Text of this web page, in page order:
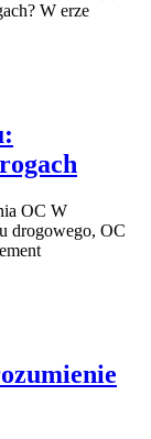
W erze
OC W
drogowego, OC